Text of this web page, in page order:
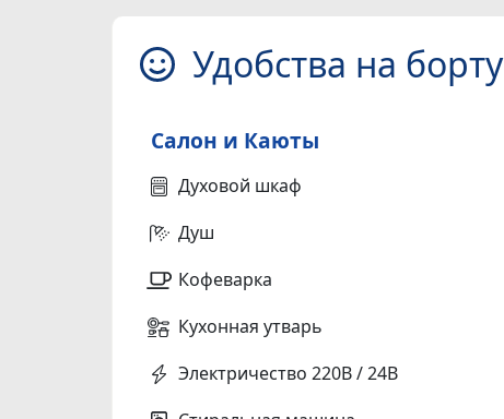
Удобства на борту
Салон и Каюты
Духовой шкаф
Душ
Кофеварка
Кухонная утварь
Электричество 220В / 24В